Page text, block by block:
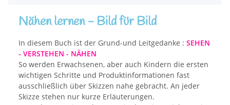
Nähen lernen - Bild für Bild
In diesem Buch ist der Grund-und Leitgedanke : SEHEN
- VERSTEHEN - NÄHEN
So werden Erwachsenen, aber auch Kindern die ersten
wichtigen Schritte und Produktinformationen fast
ausschließlich über Skizzen nahe gebracht. An jeder
Skizze stehen nur kurze Erläuterungen.